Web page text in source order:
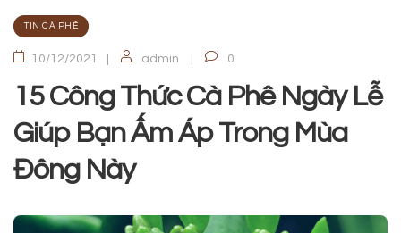
TIN CÀ PHÊ
10/12/2021 admin 0
15 Công Thức Cà Phê Ngày Lễ
Giúp Bạn Ấm Áp Trong Mùa
Đông Này